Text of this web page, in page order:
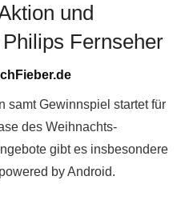
und
Fernseher
samt Gewinnspiel startet für
des Weihnachts-
gibt es insbesondere
by Android.